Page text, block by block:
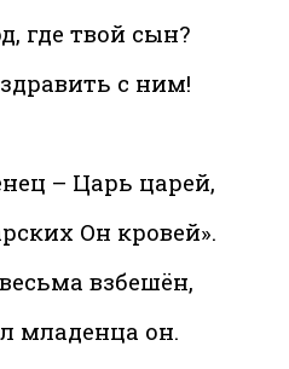
где твой сын?
с ним!
– Царь царей,
Он кровей».
взбешён,
младенца он.